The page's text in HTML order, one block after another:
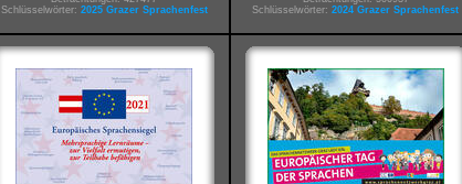
Schlüsselwörter: 2025 Grazer Sprachenfest
Schlüsselwörter: 2024 Grazer Sprachenfest